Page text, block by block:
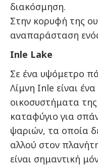
διακόσμηση.
Στην κορυφή της
αναπαράσταση
Inle Lake
Σε ένα υψόμετρο
Λίμνη Inle είναι
οικοσυστήματα
καταφύγιο για
ψαριών, τα οποία
αλλού στον
είναι σημαντική